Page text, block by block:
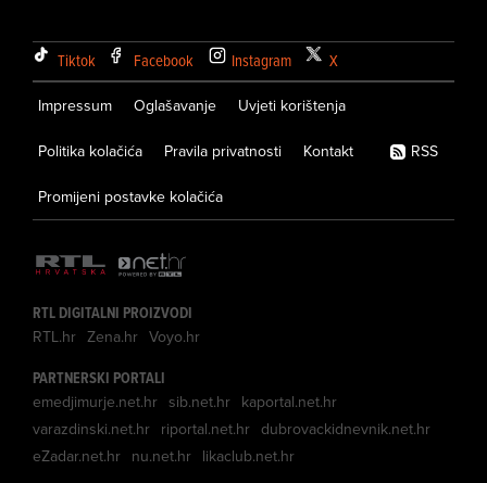
Tiktok Facebook Instagram X
Impressum Oglašavanje Uvjeti korištenja
Politika kolačića Pravila privatnosti Kontakt
Promijeni postavke kolačića
RSS
RTL DIGITALNI PROIZVODI
RTL.hr Zena.hr Voyo.hr
PARTNERSKI PORTALI
emedjimurje.net.hr sib.net.hr kaportal.net.hr
varazdinski.net.hr riportal.net.hr dubrovackidnevnik.net.hr
eZadar.net.hr nu.net.hr likaclub.net.hr